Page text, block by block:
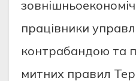
працівники
контрабандою та
митних правил